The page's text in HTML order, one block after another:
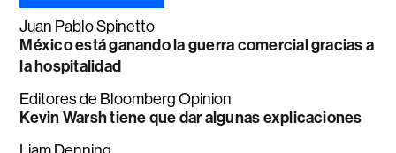
Juan Pablo Spinetto
México está ganando la guerra comercial gracias a
la hospitalidad
Editores de Bloomberg Opinion
Kevin Warsh tiene que dar algunas explicaciones